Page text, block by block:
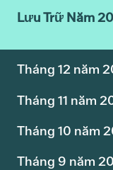
Lưu Trữ Năm
Tháng 12 năm
Tháng 11 năm
Tháng 10 năm
Tháng 9 năm